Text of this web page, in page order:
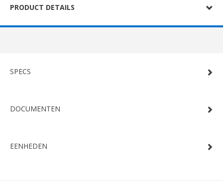
PRODUCT DETAILS
SPECS
DOCUMENTEN
EENHEDEN